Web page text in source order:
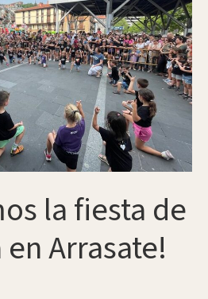
la fiesta de
Arrasate!